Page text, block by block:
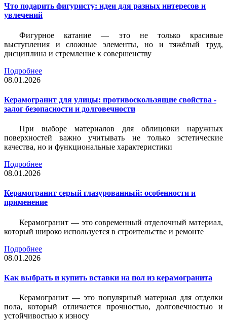
Что подарить фигуристу: идеи для разных интересов и
увлечений
Фигурное катание — это не только красивые
выступления и сложные элементы, но и тяжёлый труд,
дисциплина и стремление к совершенству
Подробнее
08.01.2026
Керамогранит для улицы: противоскользящие свойства -
залог безопасности и долговечности
При выборе материалов для облицовки наружных
поверхностей важно учитывать не только эстетические
качества, но и функциональные характеристики
Подробнее
08.01.2026
Керамогранит серый глазурованный: особенности и
применение
Керамогранит — это современный отделочный материал,
который широко используется в строительстве и ремонте
Подробнее
08.01.2026
Как выбрать и купить вставки на пол из керамогранита
Керамогранит — это популярный материал для отделки
пола, который отличается прочностью, долговечностью и
устойчивостью к износу